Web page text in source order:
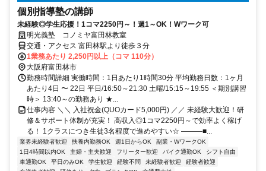
個別指導塾の講師
未経験◎学生応援！1コマ2250円～！週1～OK！Wワーク可
明光義塾 コノミヤ富田林教室
交通・アクセス 富田林駅より徒歩３分
1業務あたり 2,250円以上（コマ 110分）
大阪府富田林市
勤務時間詳細 実働時間：1日あたり1時間30分 平均勤務日数：1ヶ月
あたり4日 〜 22日 平日/16:50～21:30 土曜/15:15～19:55 ＜期別講習
時＞ 13:40～の勤務あり ★...
仕事内容 ＼＼ 入社祝金(QUOカード5,000円) ／／ 未経験大歓迎！研
修＆サポート体制が充実！ 高収入◎1コマ2250円～で効率よく稼げ
る！ 1クラスにつき生徒3名程度で進めやすい☆ ―――■...
業界未経験者歓迎 扶養内勤務OK 週1日からOK
副業・WワークOK
1日4時間以内OK
主婦・主夫歓迎 フリーター歓迎 バイク通勤OK
シフト自由
車通勤OK
平日のみOK 学生歓迎 経験不問 未経験者歓迎
経験者歓迎